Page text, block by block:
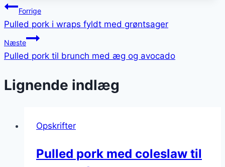
Indlægsnavigation
Forrige
Pulled pork i wraps fyldt med grøntsager
Næste
Pulled pork til brunch med æg og avocado
Lignende indlæg
Opskrifter
Pulled pork med coleslaw til